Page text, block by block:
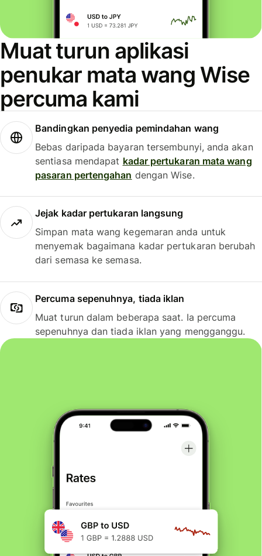
Muat turun aplikasi
penukar mata wang Wise
percuma kami
Bandingkan penyedia pemindahan wang
Bebas daripada bayaran tersembunyi, anda akan
sentiasa mendapat kadar pertukaran mata wang
pasaran pertengahan dengan Wise.
Jejak kadar pertukaran langsung
Simpan mata wang kegemaran anda untuk
menyemak bagaimana kadar pertukaran berubah
dari semasa ke semasa.
Percuma sepenuhnya, tiada iklan
Muat turun dalam beberapa saat. Ia percuma
sepenuhnya dan tiada iklan yang mengganggu.